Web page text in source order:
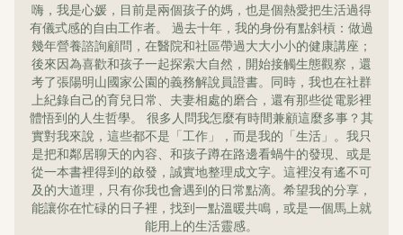
嗨，我是心媛，目前是兩個孩子的媽，也是個熱愛把生活過得
有儀式感的自由工作者。 過去十年，我的身份有點斜槓：做過
幾年營養諮詢顧問，在醫院和社區帶過大大小小的健康講座；
後來因為喜歡和孩子一起探索大自然，開始接觸生態觀察，還
考了張陽明山國家公園的義務解說員證書。同時，我也在社群
上紀錄自己的育兒日常、夫妻相處的磨合，還有那些從電影裡
體悟到的人生哲學。 很多人問我怎麼有時間兼顧這麼多事？其
實對我來說，這些都不是「工作」，而是我的「生活」。我只
是把和鄰居聊天的內容、和孩子蹲在路邊看蝸牛的發現、或是
從一本書裡得到的啟發，誠實地整理成文字。這裡沒有遙不可
及的大道理，只有你我也會遇到的日常點滴。希望我的分享，
能讓你在忙碌的日子裡，找到一點溫暖共鳴，或是一個馬上就
能用上的生活靈感。